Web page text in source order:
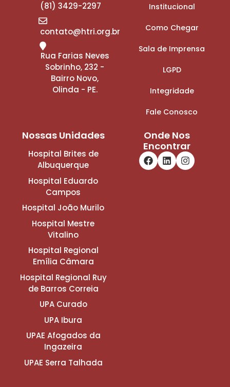
(81) 3429-2297
contato@htri.org.br
Rua Farias Neves
Sobrinho, 232 -
Bairro Novo,
Olinda - PE.
Institucional
Como Chegar
Sala de Imprensa
LGPD
Integridade
Fale Conosco
Nossas Unidades
Hospital Brites de
Albuquerque
Hospital Eduardo
Campos
Hospital João Murilo
Hospital Mestre
Vitalino
Hospital Regional
Emília Câmara
Hospital Regional Ruy
de Barros Correia
UPA Curado
UPA Ibura
UPAE Afogados da
Ingazeira
UPAE Serra Talhada
Onde Nos
Encontrar